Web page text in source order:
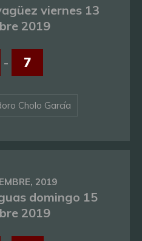
viernes 13
2019
- 7
Cholo García
2019
domingo 15
2019